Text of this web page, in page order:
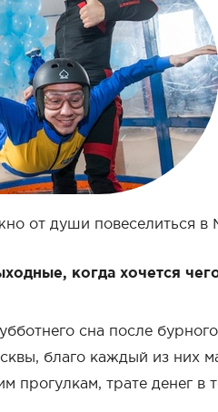
от души повеселиться в
когда хочется
сна после
благо каждый из них
прогулкам, трате денег в